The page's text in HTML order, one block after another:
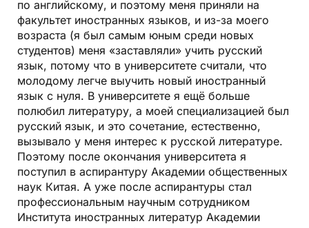
по английскому, и поэтому меня приняли на
факультет иностранных языков, и из-за моего
возраста (я был самым юным среди новых
студентов) меня «заставляли» учить русский
язык, потому что в университете считали, что
молодому легче выучить новый иностранный
язык с нуля. В университете я ещё больше
полюбил литературу, а моей специализацией был
русский язык, и это сочетание, естественно,
вызывало у меня интерес к русской литературе.
Поэтому после окончания университета я
поступил в аспирантуру Академии общественных
наук Китая. А уже после аспирантуры стал
профессиональным научным сотрудником
Института иностранных литератур Академии